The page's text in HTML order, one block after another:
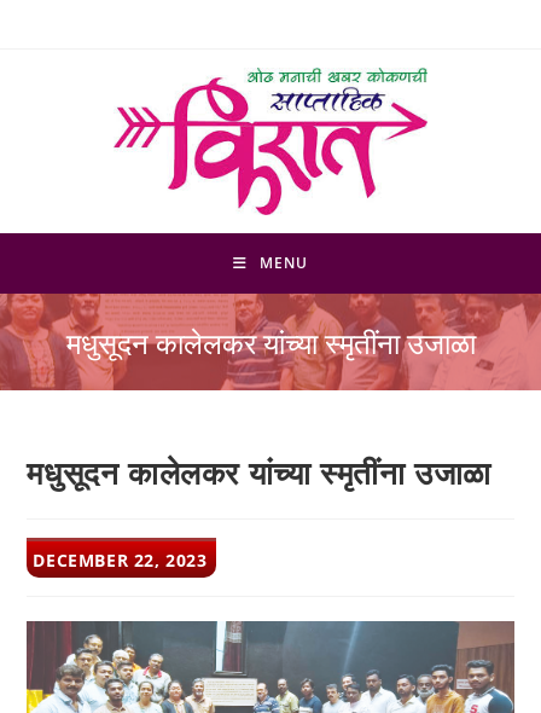
MENU
मधुसूदन कालेलकर यांच्या स्मृतींना उजाळा
मधुसूदन कालेलकर यांच्या स्मृतींना उजाळा
POST
PUBLISHED:
DECEMBER 22, 2023